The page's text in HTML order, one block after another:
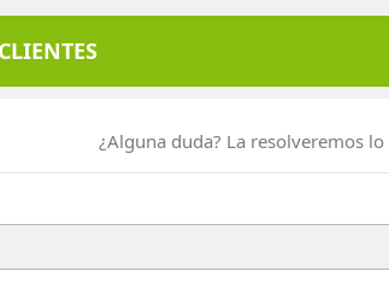
¿Alguna duda? La resolveremos